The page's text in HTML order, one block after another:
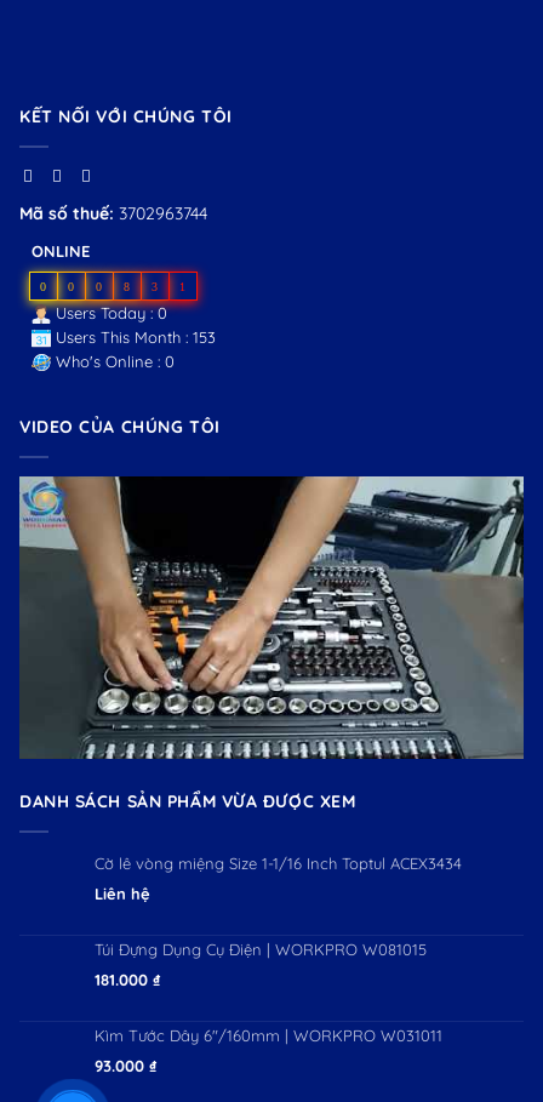
KẾT NỐI VỚI CHÚNG TÔI
Mã số thuế: 3702963744
ONLINE
0 0 0 8 3 1
Users Today : 0
Users This Month : 153
Who's Online : 0
VIDEO CỦA CHÚNG TÔI
DANH SÁCH SẢN PHẨM VỪA ĐƯỢC XEM
Cờ lê vòng miệng Size 1-1/16 Inch Toptul ACEX3434
Liên hệ
Túi Đựng Dụng Cụ Điện | WORKPRO W081015
181.000 ₫
Kìm Tước Dây 6"/160mm | WORKPRO W031011
93.000 ₫